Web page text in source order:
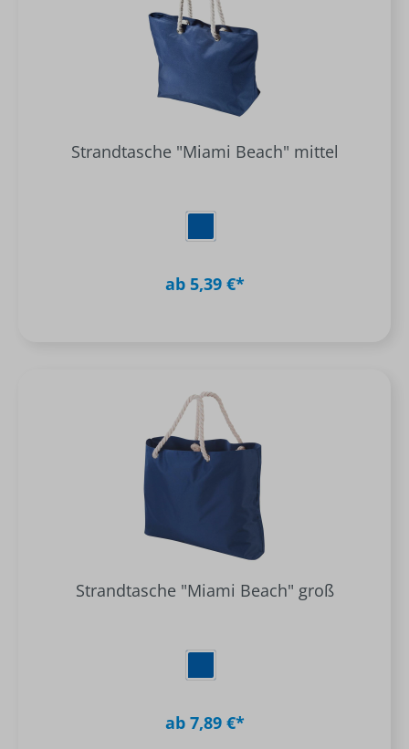
Strandtasche "Miami Beach" mittel
ab 5,39 €*
Strandtasche "Miami Beach" groß
ab 7,89 €*